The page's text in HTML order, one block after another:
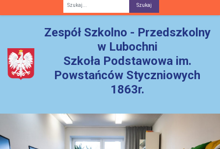
Zespół Szkolno - Przedszkolny
w Lubochni
Szkoła Podstawowa im.
Powstańców Styczniowych
1863r.